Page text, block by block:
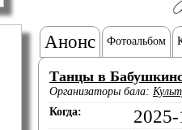
Анонс Фотоальбом
Танцы в
Организаторы бала:
Когда: